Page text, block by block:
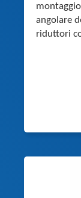
angolare
riduttori